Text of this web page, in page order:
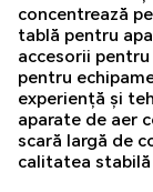
concentrează
tablă pentru
accesorii
pentru
experiență și
aparate de aer
scară largă de
calitatea stabilă